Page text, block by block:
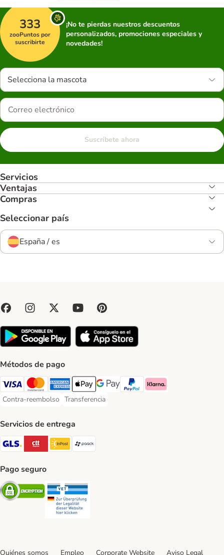
333
zooPuntos por
suscribirte
¡No te pierdas nuestros descuentos
personalizados, promociones especiales y
novedades!
Selecciona la mascota
Suscríbete ahora
Servicios
Ventajas
Compras
Seleccionar país
España / es
Métodos de pago
Visa Payment Method
Mastercard Payment Method
American Express Payment Method
Apple Pay Payment Method
Google Pay Payment Method
PayPal Payment Method
Klarna Payment Method
Contra-reembolso
Contra-reembolso Payment Method
Transferencia
Transferencia Payment Method
Servicios de entrega
GLS Shipping Method
CTTExpress Shipping Method
InPost Shipping Method
paack Shipping Method
Pago seguro
Security
Quiénes somos Empleo Corporate Website Aviso Legal